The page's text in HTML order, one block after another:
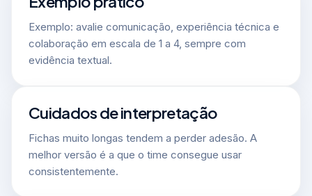
Exemplo: avalie comunicação, experiência técnica e
colaboração em escala de 1 a 4, sempre com
evidência textual.
Cuidados de interpretação
Fichas muito longas tendem a perder adesão. A
melhor versão é a que o time consegue usar
consistentemente.